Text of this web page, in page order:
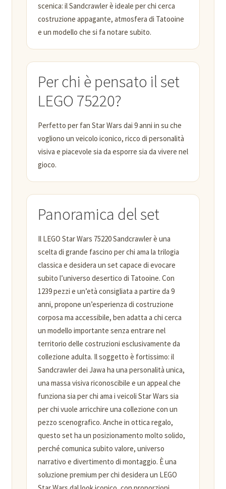
scenica: il Sandcrawler è ideale per chi cerca
costruzione appagante, atmosfera di Tatooine
e un modello che si fa notare subito.
Per chi è pensato il set
LEGO 75220?
Perfetto per fan Star Wars dai 9 anni in su che
vogliono un veicolo iconico, ricco di personalità
visiva e piacevole sia da esporre sia da vivere nel
gioco.
Panoramica del set
Il LEGO Star Wars 75220 Sandcrawler è una
scelta di grande fascino per chi ama la trilogia
classica e desidera un set capace di evocare
subito l’universo desertico di Tatooine. Con
1239 pezzi e un’età consigliata a partire da 9
anni, propone un’esperienza di costruzione
corposa ma accessibile, ben adatta a chi cerca
un modello importante senza entrare nel
territorio delle costruzioni esclusivamente da
collezione adulta. Il soggetto è fortissimo: il
Sandcrawler dei Jawa ha una personalità unica,
una massa visiva riconoscibile e un appeal che
funziona sia per chi ama i veicoli Star Wars sia
per chi vuole arricchire una collezione con un
pezzo scenografico. Anche in ottica regalo,
questo set ha un posizionamento molto solido,
perché comunica subito valore, universo
narrativo e divertimento di montaggio. È una
soluzione premium per chi desidera un LEGO